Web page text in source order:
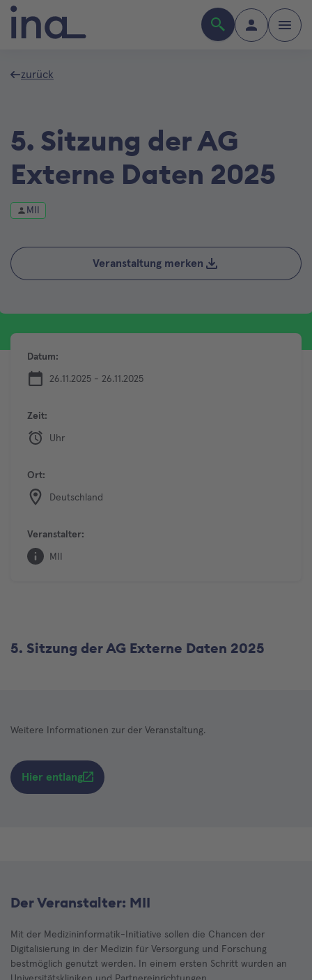
zurück
5. Sitzung der AG
Externe Daten 2025
MII
Veranstaltung merken
Datum:
26.11.2025 - 26.11.2025
Zeit:
Uhr
Ort:
Deutschland
Veranstalter:
MII
5. Sitzung der AG Externe Daten 2025
Weitere Informationen zur der Veranstaltung.
Hier entlang
Der Veranstalter: MII
Mit der Medizininformatik-Initiative sollen die Chancen der
Digitalisierung in der Medizin für Versorgung und Forschung
bestmöglich genutzt werden. In einem ersten Schritt wurden an